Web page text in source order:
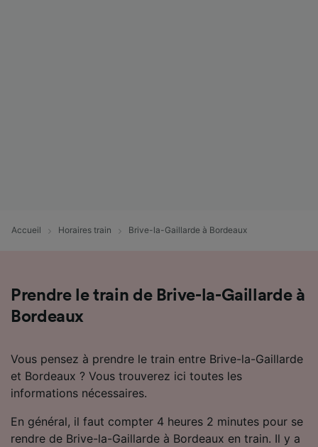
Accueil Horaires train Brive-la-Gaillarde à Bordeaux
Prendre le train de Brive-la-Gaillarde à
Bordeaux
Vous pensez à prendre le train entre Brive-la-Gaillarde
et Bordeaux ? Vous trouverez ici toutes les
informations nécessaires.
En général, il faut compter 4 heures 2 minutes pour se
rendre de Brive-la-Gaillarde à Bordeaux en train. Il y a